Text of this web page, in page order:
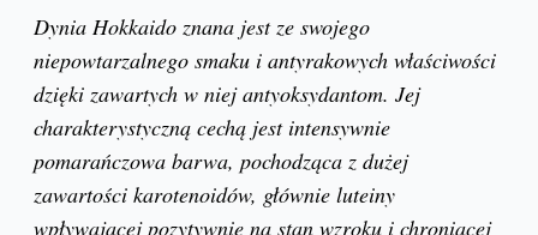
Dynia Hokkaido znana jest ze swojego
niepowtarzalnego smaku i antyrakowych właściwości
dzięki zawartych w niej antyoksydantom. Jej
charakterystyczną cechą jest intensywnie
pomarańczowa barwa, pochodząca z dużej
zawartości karotenoidów, głównie luteiny
wpływającej pozytywnie na stan wzroku i chroniącej